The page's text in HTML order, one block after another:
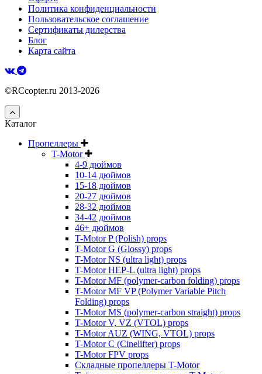
Политика конфиденциальности
Пользовательское соглашение
Сертификаты дилерства
Блог
Карта сайта
©RCcopter.ru 2013-2026
Каталог
Пропеллеры
T-Motor
4-9 дюймов
10-14 дюймов
15-18 дюймов
20-27 дюймов
28-32 дюймов
34-42 дюймов
46+ дюймов
T-Motor P (Polish) props
T-Motor G (Glossy) props
T-Motor NS (ultra light) props
T-Motor HEP-L (ultra light) props
T-Motor MF (polymer-carbon folding) props
T-Motor MF VP (Polymer Variable Pitch
Folding) props
T-Motor MS (polymer-carbon straight) props
T-Motor V, VZ (VTOL) props
T-Motor AUZ (WING, VTOL) props
T-Motor C (Cinelifter) props
T-Motor FPV props
Складные пропеллеры T-Motor